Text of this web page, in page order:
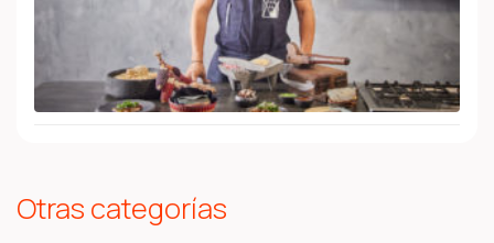
Otras categorías